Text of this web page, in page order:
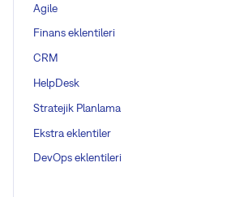
Agile
Finans eklentileri
CRM
HelpDesk
Stratejik Planlama
Ekstra eklentiler
DevOps eklentileri